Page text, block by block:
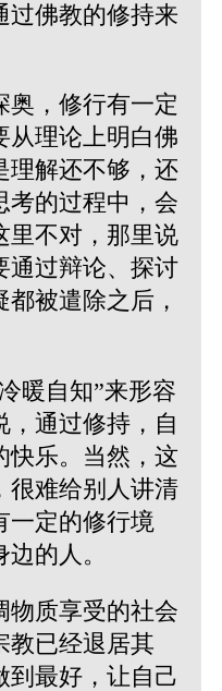
过佛教的修持来
奥，修行有一定
从理论上明白佛
理解还不够，还
考的过程中，会
里不对，那里说
通过辩论、探讨
被遣除之后，
暖自知”来形容
，通过修持，自
快乐。当然，这
很难给别人讲清
一定的修行境
的人。
物质享受的社会
教已经退居其
到最好，让自己